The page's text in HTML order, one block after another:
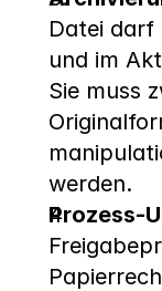
Datei darf
und im
Sie muss
werden.
Prozess-